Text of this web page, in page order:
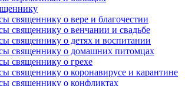
священнику о вере и благочестии
священнику о венчании и свадьбе
священнику о детях и воспитании
священнику о домашних питомцах
священнику о грехе
священнику о коронавирусе и карантине
священнику о конфликтах